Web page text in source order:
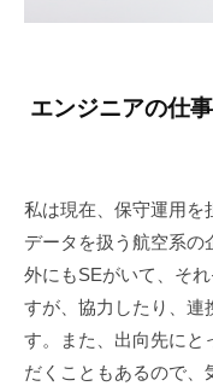
ー
IT
サ
ー
ビ
エンジニアの仕
私は現在、保守運用を
データを扱う航空系の
外にもSEがいて、そ
すが、協力したり、連
す。また、出向先にと
だくこともあるので、